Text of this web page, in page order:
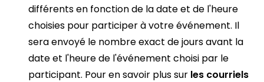
différents en fonction de la date et de l'heure
choisies pour participer à votre événement. Il
sera envoyé le nombre exact de jours avant la
date et l'heure de l'événement choisi par le
participant. Pour en savoir plus sur les courriels